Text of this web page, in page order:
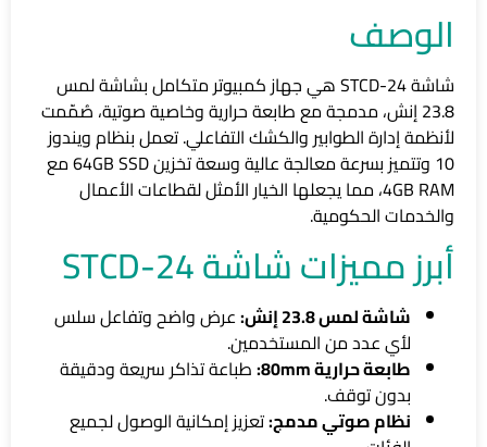
الوصف
شاشة STCD-24 هي جهاز كمبيوتر متكامل بشاشة لمس
23.8 إنش، مدمجة مع طابعة حرارية وخاصية صوتية، صُمّمت
لأنظمة إدارة الطوابير والكشك التفاعلي. تعمل بنظام ويندوز
10 وتتميز بسرعة معالجة عالية وسعة تخزين 64GB SSD مع
4GB RAM، مما يجعلها الخيار الأمثل لقطاعات الأعمال
والخدمات الحكومية.
أبرز مميزات شاشة STCD-24
شاشة لمس 23.8 إنش:
عرض واضح وتفاعل سلس
لأي عدد من المستخدمين.
طابعة حرارية 80mm:
طباعة تذاكر سريعة ودقيقة
بدون توقف.
نظام صوتي مدمج:تعزيز إمكانية الوصول لجميع